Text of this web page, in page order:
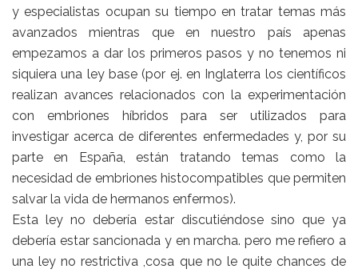
y especialistas ocupan su tiempo en tratar temas más
avanzados mientras que en nuestro país apenas
empezamos a dar los primeros pasos y no tenemos ni
siquiera una ley base (por ej. en Inglaterra los científicos
realizan avances relacionados con la experimentación
con embriones híbridos para ser utilizados para
investigar acerca de diferentes enfermedades y, por su
parte en España, están tratando temas como la
necesidad de embriones histocompatibles que permiten
salvar la vida de hermanos enfermos).
Esta ley no debería estar discutiéndose sino que ya
debería estar sancionada y en marcha. pero me refiero a
una ley no restrictiva ,cosa que no le quite chances de